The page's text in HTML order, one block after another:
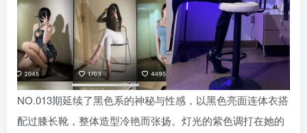
NO.013期延续了黑色系的神秘与性感，以黑色亮面连体衣搭
配过膝长靴，整体造型冷艳而张扬。灯光的紫色调打在她的